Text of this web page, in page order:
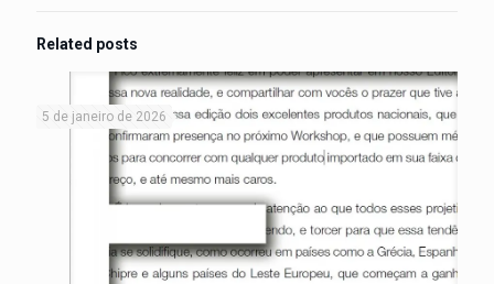
Related posts
5 de janeiro de 2026